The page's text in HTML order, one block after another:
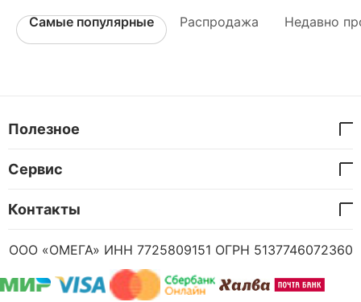
Самые популярные Распродажа Недавно
Полезное
Сервис
Контакты
ООО «ОМЕГА» ИНН 7725809151 ОГРН 5137746072360